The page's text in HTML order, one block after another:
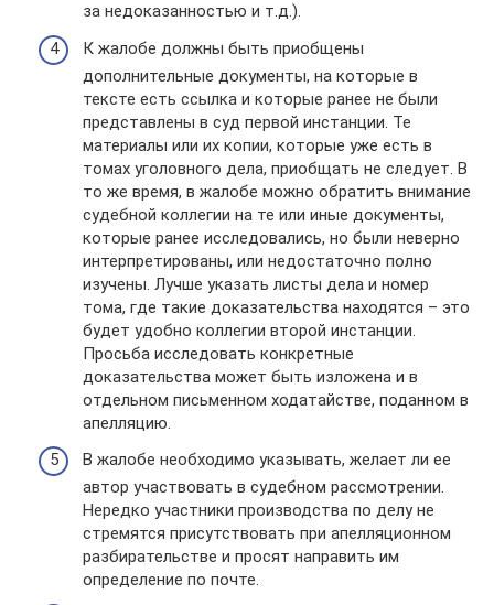
за недоказанностью и т.д.).
К жалобе должны быть приобщены
дополнительные документы, на которые в
тексте есть ссылка и которые ранее не были
представлены в суд первой инстанции. Те
материалы или их копии, которые уже есть в
томах уголовного дела, приобщать не следует. В
то же время, в жалобе можно обратить внимание
судебной коллегии на те или иные документы,
которые ранее исследовались, но были неверно
интерпретированы, или недостаточно полно
изучены. Лучше указать листы дела и номер
тома, где такие доказательства находятся – это
будет удобно коллегии второй инстанции.
Просьба исследовать конкретные
доказательства может быть изложена и в
отдельном письменном ходатайстве, поданном в
апелляцию.
В жалобе необходимо указывать, желает ли ее
автор участвовать в судебном рассмотрении.
Нередко участники производства по делу не
стремятся присутствовать при апелляционном
разбирательстве и просят направить им
определение по почте.